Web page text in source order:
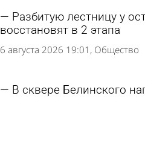
Разбитую лестницу у
восстановят в 2 этапа
6 августа 2026 19:01 Общество
В сквере Белинского